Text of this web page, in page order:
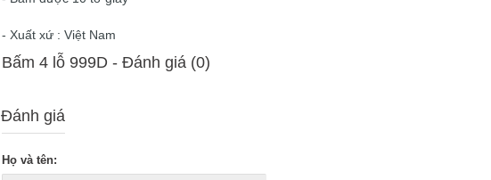
- Xuất xứ : Việt Nam
Bấm 4 lỗ 999D - Ðánh giá (0)
Đánh giá
Họ và tên: